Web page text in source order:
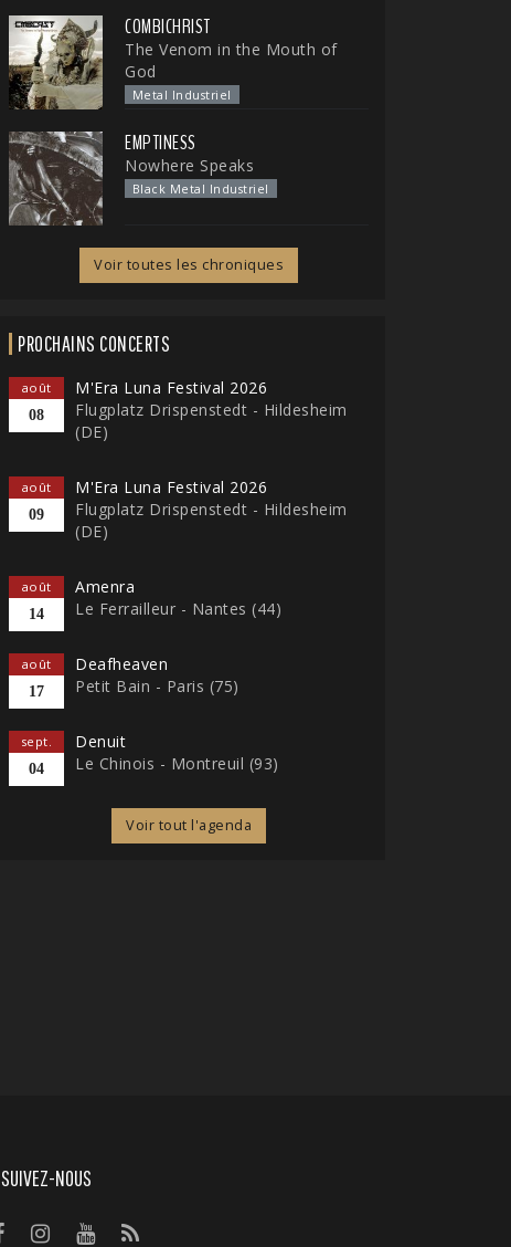
COMBICHRIST
The Venom in the Mouth of
God
Metal Industriel
EMPTINESS
Nowhere Speaks
Black Metal Industriel
Voir toutes les chroniques
PROCHAINS CONCERTS
août
08
M'Era Luna Festival 2026
Flugplatz Drispenstedt - Hildesheim
(DE)
août
09
M'Era Luna Festival 2026
Flugplatz Drispenstedt - Hildesheim
(DE)
août
14
Amenra
Le Ferrailleur - Nantes (44)
août
17
Deafheaven
Petit Bain - Paris (75)
sept.
04
Denuit
Le Chinois - Montreuil (93)
Voir tout l'agenda
SUIVEZ-NOUS